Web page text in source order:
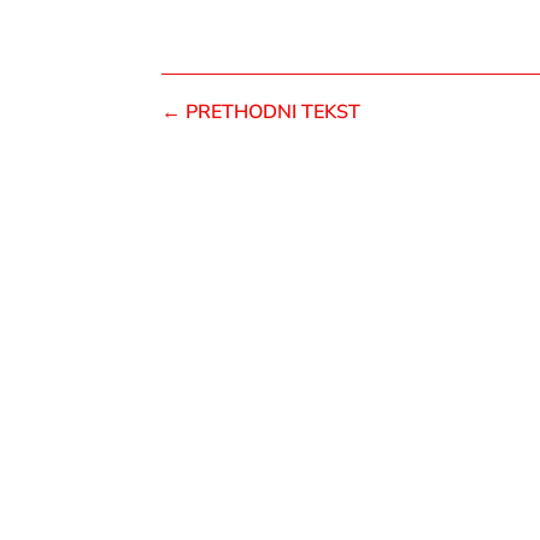
← PRETHODNI TEKST